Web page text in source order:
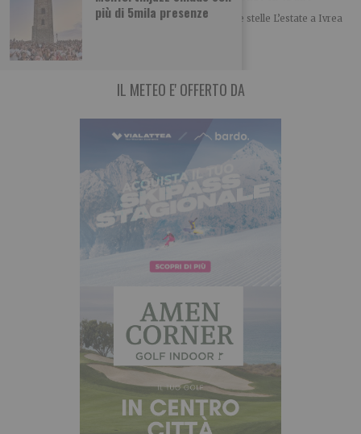
più di 5mila presenze
Una notte di arte, creatività e divertimento sotto le stelle L’estate a Ivrea
IL METEO E' OFFERTO DA